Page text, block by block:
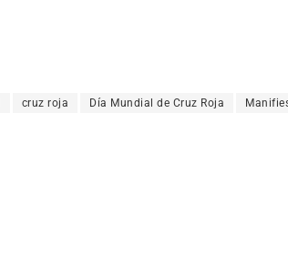
cruz roja Día Mundial de Cruz Roja